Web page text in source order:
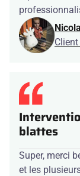
blattes
Super, merci
et les